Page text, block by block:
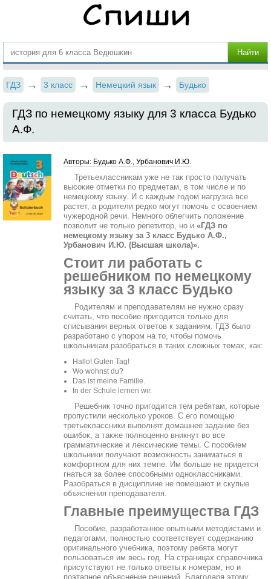
ГДЗ 3 класс Немецкий язык Будько
ГДЗ по немецкому языку для 3 класса Будько
А.Ф.
Авторы: Будько А.Ф., Урбанович И.Ю.
Третьеклассникам уже не так просто получать
высокие отметки по предметам, в том числе и по
немецкому языку. И с каждым годом нагрузка все
растет, а родители редко могут помочь с освоением
чужеродной речи. Немного облегчить положение
позволит не только репетитор, но и «ГДЗ по
немецкому языку за 3 класс Будько А.Ф.,
Урбанович И.Ю. (Высшая школа)».
Стоит ли работать с
решебником по немецкому
языку за 3 класс Будько
Родителям и преподавателям не нужно сразу
считать, что пособие пригодится только для
списывания верных ответов к заданиям. ГДЗ было
разработано с упором на то, чтобы помочь
школьникам разобраться в таких сложных темах, как:
Hallo! Guten Tag!
Wo wohnst du?
Das ist meine Familie.
In der Schule lernen wir.
Решебник точно пригодится тем ребятам, которые
пропустили несколько уроков. С его помощью
третьеклассники выполнят домашнее задание без
ошибок, а также полноценно вникнут во все
грамматические и лексические темы. С пособием
школьники получают возможность заниматься в
комфортном для них темпе. Им больше не придется
гнаться за более способными одноклассниками.
Разобраться в дисциплине не помешают и скупые
объяснения преподавателя.
Главные преимущества ГДЗ
Пособие, разработанное опытными методистами и
педагогами, полностью соответствует содержанию
оригинального учебника, поэтому ребята могут
пользоваться им весь год. На страницах справочника
присутствуют не только ответы к номерам, но и
поэтапное объяснение решений. Благодаря этому